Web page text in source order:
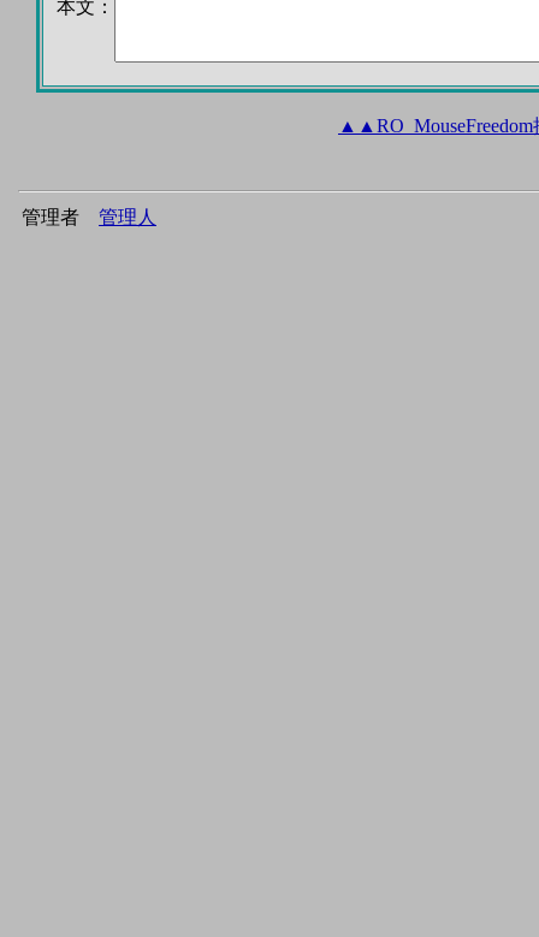
本文：
▲ ▲
管理者 管理人